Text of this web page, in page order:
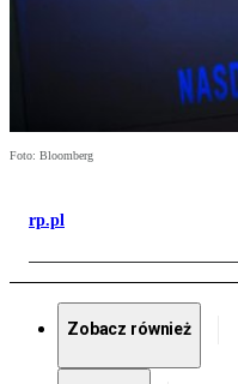
Foto: Bloomberg
rp.pl
Zobacz również